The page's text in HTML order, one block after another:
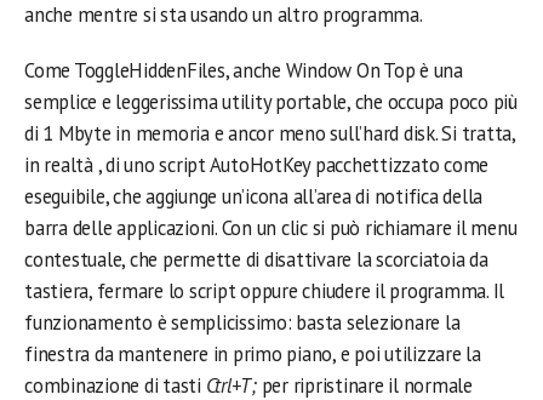
anche mentre si sta usando un altro programma.
Come ToggleHiddenFiles, anche Window On Top è una
semplice e leggerissima utility portable, che occupa poco più
di 1 Mbyte in memoria e ancor meno sull’hard disk. Si tratta,
in realtà , di uno script AutoHotKey pacchettizzato come
eseguibile, che aggiunge un’icona all’area di notifica della
barra delle applicazioni. Con un clic si può richiamare il menu
contestuale, che permette di disattivare la scorciatoia da
tastiera, fermare lo script oppure chiudere il programma. Il
funzionamento è semplicissimo: basta selezionare la
finestra da mantenere in primo piano, e poi utilizzare la
combinazione di tasti Ctrl+T; per ripristinare il normale